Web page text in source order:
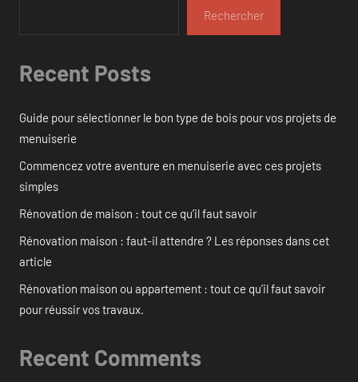
Rechercher
Recent Posts
Guide pour sélectionner le bon type de bois pour vos projets de
menuiserie
Commencez votre aventure en menuiserie avec ces projets
simples
Rénovation de maison : tout ce qu’il faut savoir
Rénovation maison : faut-il attendre ? Les réponses dans cet
article
Rénovation maison ou appartement : tout ce qu’il faut savoir
pour réussir vos travaux.
Recent Comments